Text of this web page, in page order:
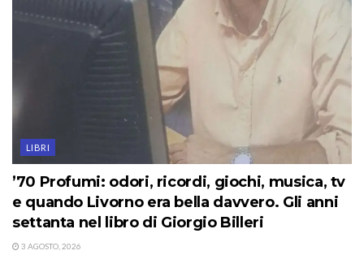
LIBRI
’70 Profumi: odori, ricordi, giochi, musica, tv
e quando Livorno era bella davvero. Gli anni
settanta nel libro di Giorgio Billeri
3 AGOSTO, 2026